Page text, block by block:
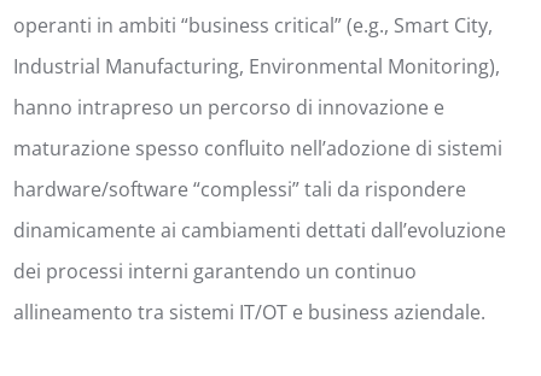
operanti in ambiti “business critical” (e.g., Smart City,
Industrial Manufacturing, Environmental Monitoring),
hanno intrapreso un percorso di innovazione e
maturazione spesso confluito nell’adozione di sistemi
hardware/software “complessi” tali da rispondere
dinamicamente ai cambiamenti dettati dall’evoluzione
dei processi interni garantendo un continuo
allineamento tra sistemi IT/OT e business aziendale.